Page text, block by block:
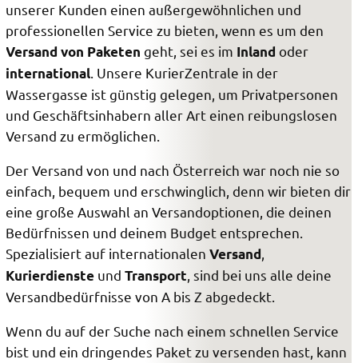
unserer Kunden einen außergewöhnlichen und
professionellen Service zu bieten, wenn es um den
Versand von Paketen geht, sei es im Inlandoder
international. Unsere KurierZentrale in der
Wassergasse ist günstig gelegen, um Privatpersonen
und Geschäftsinhabern aller Art einen reibungslosen
Versand zu ermöglichen.
Der Versand von und nach Österreich war noch nie so
einfach, bequem und erschwinglich, denn wir bieten dir
eine große Auswahl an Versandoptionen, die deinen
Bedürfnissen und deinem Budget entsprechen.
Spezialisiert auf internationalenVersand,
Kurierdienste undTransport, sind bei uns alle deine
Versandbedürfnisse von A bis Z abgedeckt.
Wenn du auf der Suche nach einem schnellen Service
bist und ein dringendes Paket zu versenden hast, kann